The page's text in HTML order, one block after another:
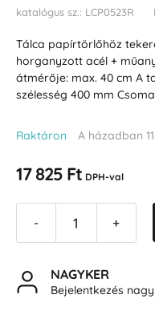
katalógus sz.: LCP0523R
Tálca papírtörlőhöz
horganyzott acél +
átmérője: max. 40 cm A
szélesség 400 mm
Raktáron A házadban
17 825 Ft DPH-val
- +
NAGYKER
Bejelentkezés